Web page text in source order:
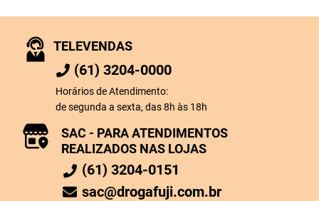
TELEVENDAS
(61) 3204-0000
Horários de Atendimento:
de segunda a sexta, das 8h às 18h
SAC - PARA ATENDIMENTOS
REALIZADOS NAS LOJAS
(61) 3204-0151
sac@drogafuji.com.br